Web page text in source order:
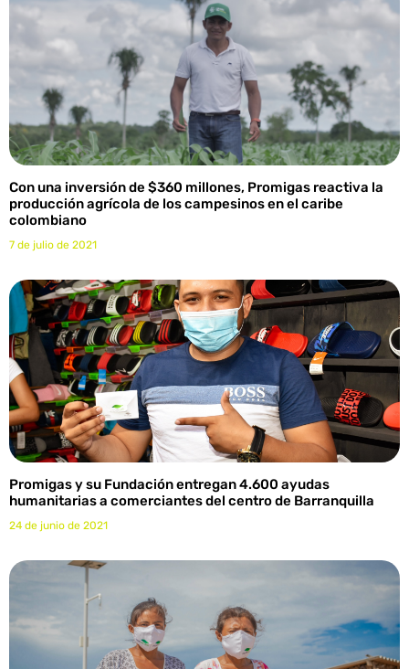
Con una inversión de $360 millones, Promigas reactiva la
producción agrícola de los campesinos en el caribe
colombiano
7 de julio de 2021
Promigas y su Fundación entregan 4.600 ayudas
humanitarias a comerciantes del centro de Barranquilla
24 de junio de 2021